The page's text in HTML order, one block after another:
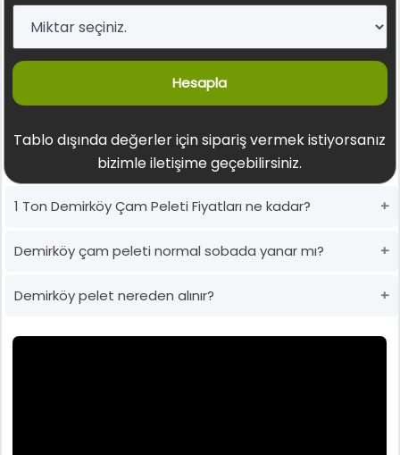
Hesapla
Tablo dışında değerler için sipariş vermek istiyorsanız
bizimle iletişime geçebilirsiniz.
1 Ton Demirköy Çam Peleti Fiyatları ne kadar?
Demirköy çam peleti normal sobada yanar mı?
Demirköy pelet nereden alınır?